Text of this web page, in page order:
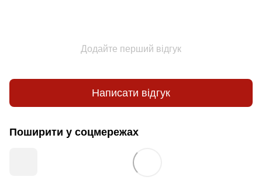
Додайте перший відгук
Написати відгук
Поширити у соцмережах